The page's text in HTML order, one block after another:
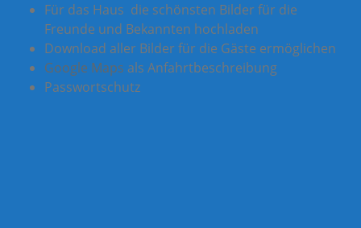
Für das Haus die schönsten Bilder für die
Freunde und Bekannten hochladen
Download aller Bilder für die Gäste ermöglichen
Google Maps als Anfahrtbeschreibung
Passwortschutz